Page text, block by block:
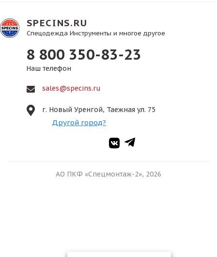
SPECINS.RU
Спецодежда Инструменты и многое другое
8 800 350-83-23
Наш телефон
sales@specins.ru
г. Новый Уренгой, Таежная ул. 75
Другой город?
АО ПКФ «Спецмонтаж-2», 2026